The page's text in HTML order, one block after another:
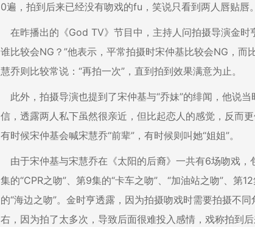
0遍，拍到后来已经没有吻戏的fu，笑说只看到两人唇贴唇。
在昨播出的《God TV》节目中，主持人问拍摄导演金时
谁比较会NG？”他表示，平常拍摄时宋仲基比较会NG，而
慧乔则比较常说：“再拍一次”，直到拍到效果满意为止。
此外，拍摄导演也提到了宋仲基与“乔妹”的绯闻，他说
信，透露两人私下虽然很亲近，但比起恋人的感觉，反而
有时候宋仲基会喊宋慧乔“前辈”，有时候则叫她“姐姐”。
由于宋仲基与宋慧乔在《太阳的后裔》一共有6场吻戏，
集的“CPR之吻”、第9集的“卡车之吻”、“加油站之吻”、第
的“海边之吻”。金时亨透露，因为拍摄吻戏时需要拍摄不
右，因为拍了太多次，导致后面很难投入感情，戏称拍到